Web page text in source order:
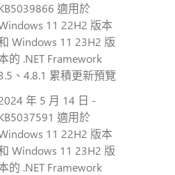
適用於
11 22H2 版本
Windows 11 23H2 版
的 .NET Framework
、4.8.1 累積更新預覽
年 5 月 14 日 -
適用於
11 22H2 版本
Windows 11 23H2 版
的 .NET Framework